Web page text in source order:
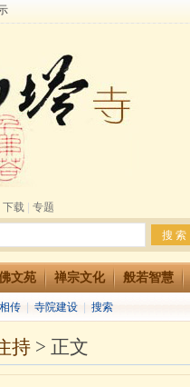
冥阳两利普渡群蒙盂兰盆
招生简章
胜华严法会 快快同享富贵庄严海
坛经》
下载 专题
文苑 禅宗文化 般若智慧
传 寺院建设 搜索
持 > 正文